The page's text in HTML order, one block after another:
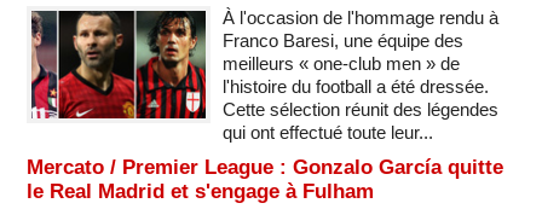
À l'occasion de l'hommage rendu à
Franco Baresi, une équipe des
meilleurs « one-club men » de
l'histoire du football a été dressée.
Cette sélection réunit des légendes
qui ont effectué toute leur...
Mercato / Premier League : Gonzalo García quitte
le Real Madrid et s'engage à Fulham